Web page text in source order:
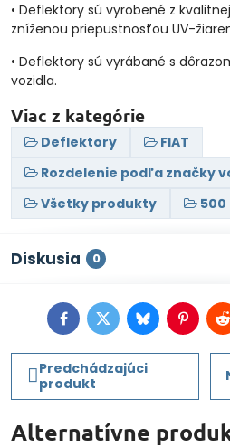
• Deflektory sú vyrobené z
zníženou priepustnosťou UV-
• Deflektory sú vyrábané s
vozidla.
Viac z kategórie
Deflektory
FIAT
Rozdelenie podľa značky
Všetky produkty
500
Diskusia 0
FacebookTwitterBluesky
Predchádzajúci
produkt
Alternatívne